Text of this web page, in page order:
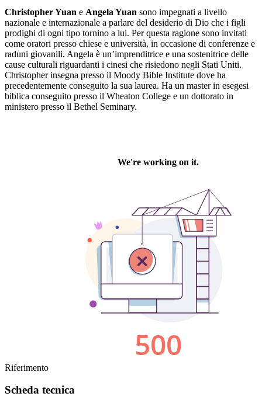
Christopher Yuan e Angela Yuan sono impegnati a livello
nazionale e internazionale a parlare del desiderio di Dio che i figli
prodighi di ogni tipo tornino a lui. Per questa ragione sono invitati
come oratori presso chiese e università, in occasione di conferenze e
raduni giovanili. Angela è un’imprenditrice e una sostenitrice delle
cause culturali riguardanti i cinesi che risiedono negli Stati Uniti.
Christopher insegna presso il Moody Bible Institute dove ha
precedentemente conseguito la sua laurea. Ha un master in esegesi
biblica conseguito presso il Wheaton College e un dottorato in
ministero presso il Bethel Seminary.
Riferimento
Scheda tecnica